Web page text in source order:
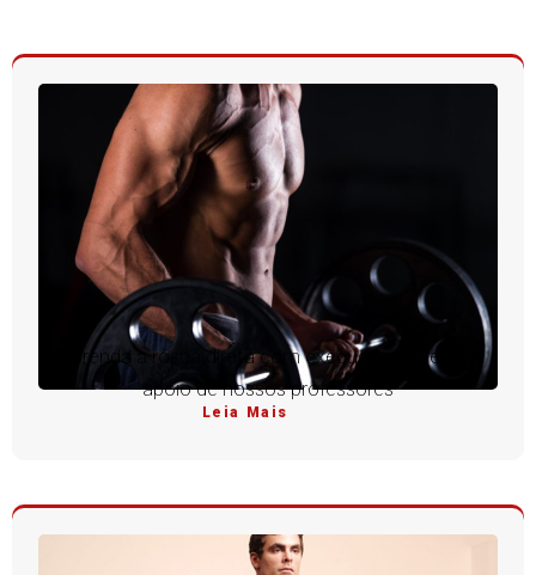
Aprenda a rosca direta com execução perfeita e
apoio de nossos professores
Leia Mais